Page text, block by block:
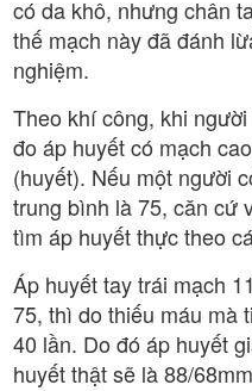
có da khô, nhưng chân
thế mạch này đã đánh
nghiệm.
Theo khí công, khi
đo áp huyết có mạch
(huyết). Nếu một người
trung bình là 75, căn cứ
tìm áp huyết thực theo
Áp huyết tay trái mạch
75, thì do thiếu máu mà
40 lần. Do đó áp huyết
huyết thật sẽ là 88/